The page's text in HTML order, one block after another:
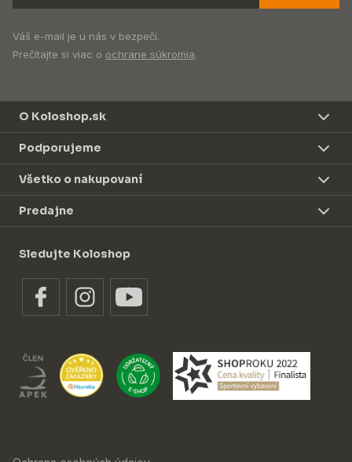
Váš e-mail je u nás v bezpečí.
Prečítajte si viac o ochrane súkromia.
O Koloshop.sk
Podporujeme
Všetko o nakupovaní
Predajne
Sledujte Koloshop